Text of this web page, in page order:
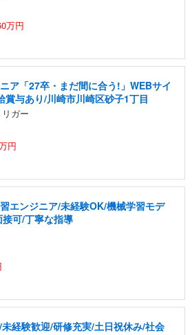
万円
ア「27卒・まだ間に合う!」WEBサイ
賞与あり/川崎市川崎区砂子1丁目
ガー
円
エンジニア/未経験OK/機械学習モデ
可/丁寧な指導
経験歓迎/研修充実/土日祝休み/社会